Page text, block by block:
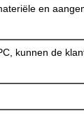
en
kunnen de